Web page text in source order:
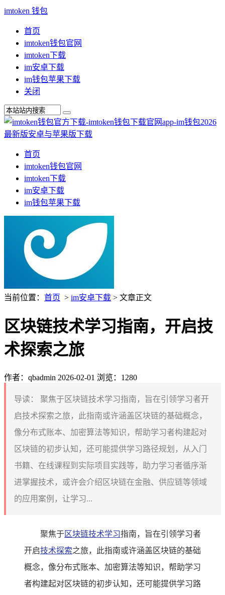
imtoken 钱包
首页
imtoken钱包官网
imtoken下载
im安卓下载
im钱包苹果下载
关闭
首页
imtoken钱包官网
imtoken下载
im安卓下载
im钱包苹果下载
当前位置： 首页 > im安卓下载 > 文章正文
区块链技术学习指南，开启技
术探索之旅
作者：qbadmin 2026-02-01 浏览：1280
导读：
聚焦于区块链技术学习指南，旨在引领学习者开
启技术探索之旅，此指南或许涵盖区块链的基础概念，
像分布式账本、加密算法等知识，帮助学习者构建起对
区块链的初步认知，还可能提供学习路径规划，从入门
书籍、在线课程到实际项目实践等，助力学习者循序渐
进掌握技术，或许会介绍区块链在金融、供应链等领域
的应用案例，让学习...
聚焦于区块链技术学习指南，旨在引领学习者
开启技术探索之旅，此指南或许涵盖区块链的基础
概念，像分布式账本、加密算法等知识，帮助学习
者构建起对区块链的初步认知，还可能提供学习路